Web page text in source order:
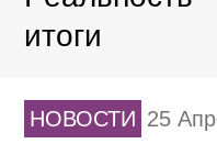
итоги
НОВОСТИ 25